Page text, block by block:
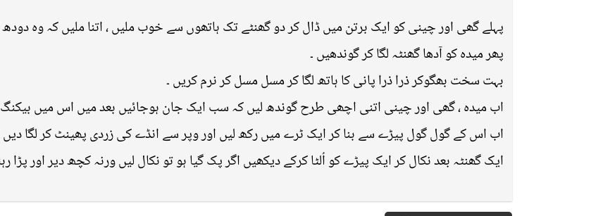
پہلے گھی اور چینی کو ایک برتن میں ڈال کر دو گھنٹے تک ہاتھوں سے خوب ملیں ، اتنا ملیں کہ وہ
پھر میدہ کو آدھا گھنٹہ لگا کر گوندھیں ۔
بہت سخت بھگوکر ذرا ذرا پانی کا ہاتھ لگا کر مسل مسل کر نرم کریں ۔
اب میدہ ، گھی اور چینی اتنی اچھی طرح گوندھ لیں کہ سب ایک جان ہوجائیں بعد میں اس میں بیکنگ
اب اس کے گول گول پیڑے سے بنا کر ایک ٹرے میں رکھ لیں اور وپر سے انڈے کی زردی پھینٹ کر لگا دیں
ایک گھنٹہ بعد نکال کر ایک پیڑے کو اُلٹا کرکے دیکھیں اگر پک گیا ہو تو نکال لیں ورنہ کچھ دیر اور پڑا